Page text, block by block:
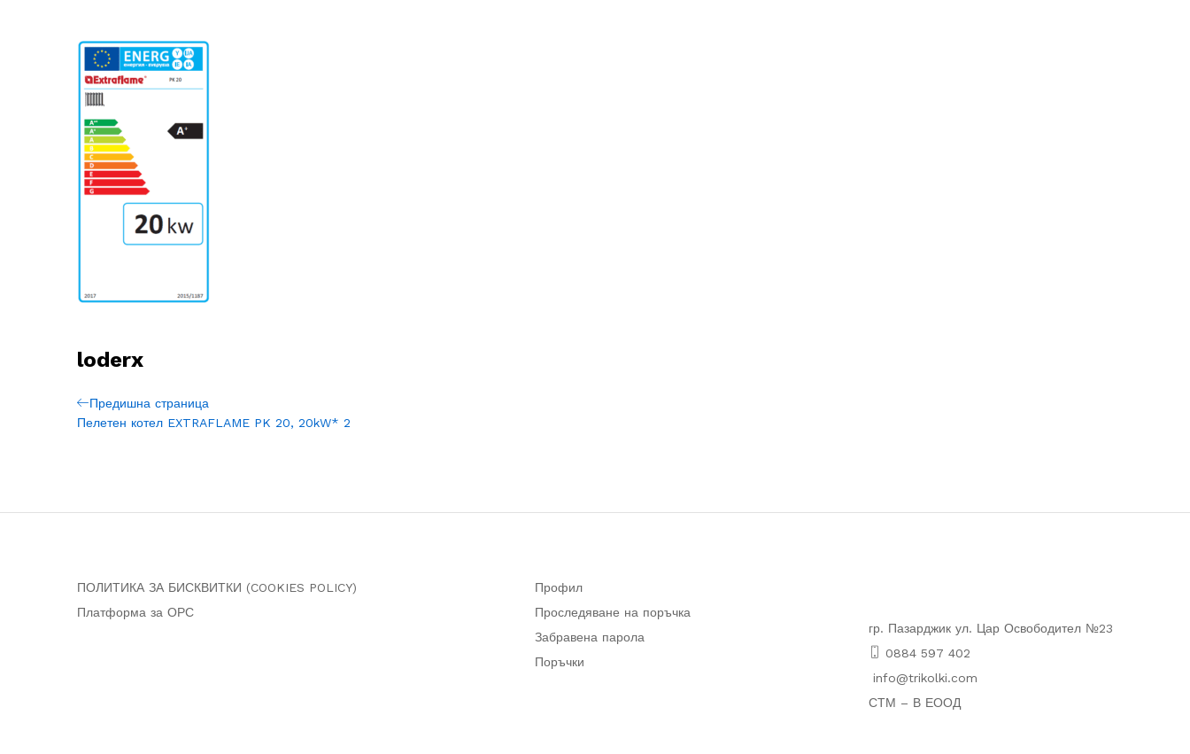
loderx
Навигация
Previous
Post
Предишна страница
Пелетен котел EXTRAFLAME PK 20, 20kW* 2
ПОЛИТИКА ЗА БИСКВИТКИ (COOKIES POLICY)
Платформа за ОРС
Профил
Проследяване на поръчка
Забравена парола
Поръчки
гр. Пазарджик ул. Цар Освободител №23
0884 597 402
info@trikolki.com
СТМ – В ЕООД